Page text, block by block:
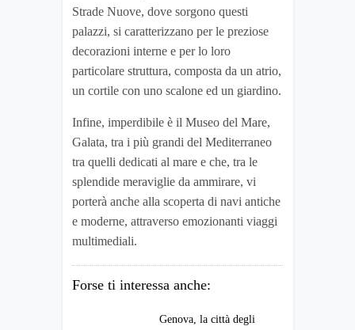
Strade Nuove, dove sorgono questi
palazzi, si caratterizzano per le preziose
decorazioni interne e per lo loro
particolare struttura, composta da un atrio,
un cortile con uno scalone ed un giardino.
Infine, imperdibile è il Museo del Mare,
Galata, tra i più grandi del Mediterraneo
tra quelli dedicati al mare e che, tra le
splendide meraviglie da ammirare, vi
porterà anche alla scoperta di navi antiche
e moderne, attraverso emozionanti viaggi
multimediali.
Forse ti interessa anche:
Genova, la città degli